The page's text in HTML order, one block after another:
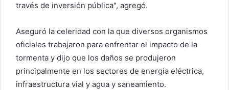
través de inversión pública", agregó.
Aseguró la celeridad con la que diversos organismos
oficiales trabajaron para enfrentar el impacto de la
tormenta y dijo que los daños se produjeron
principalmente en los sectores de energía eléctrica,
infraestructura vial y agua y saneamiento.